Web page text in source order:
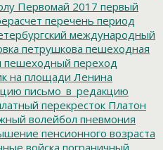
Первомай 2017 первый
перечень период
международный
петрушкова пешеходная
пешеходный переход
на площади Ленина
письмо_в_редакцию
перекресток Платон
волейбол пневмония
пенсионного возраста
войска пограничный